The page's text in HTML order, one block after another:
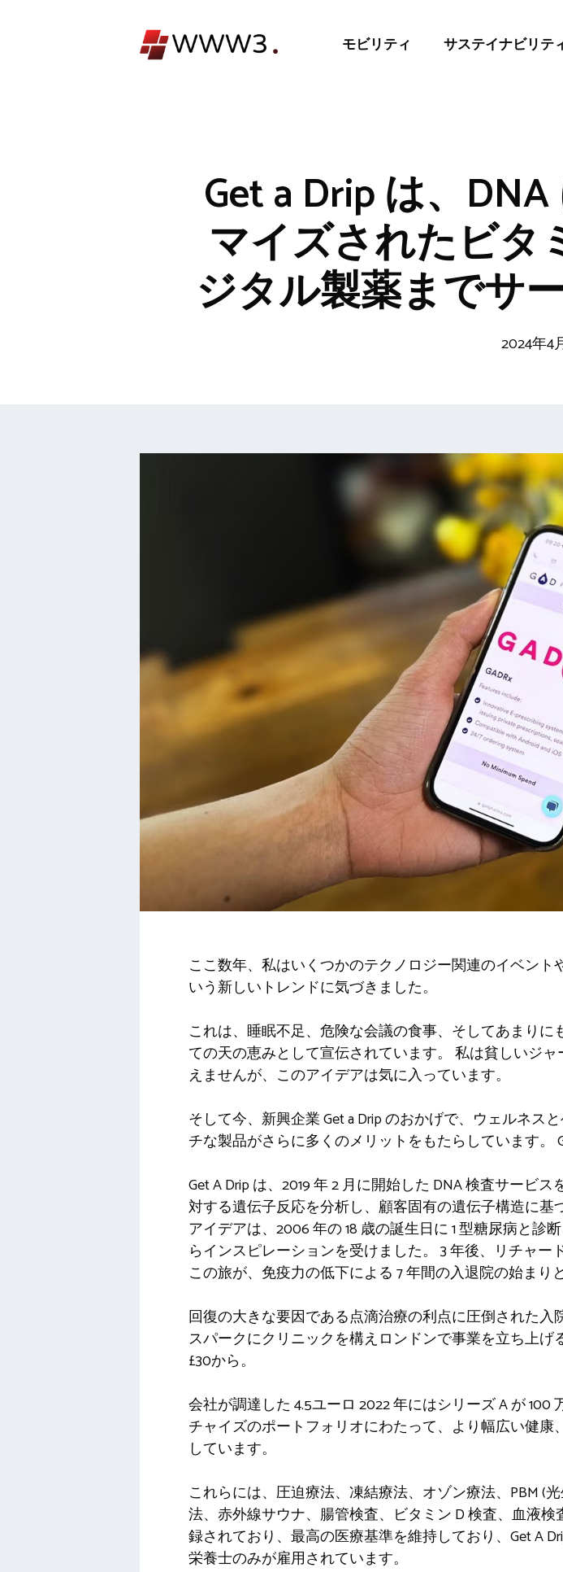
モビリティ サステイナビリテ
Get a Drip は、
マイズされたビタ
ジタル製薬までサ
2024年4
ここ数年、私はいくつかのテクノロジー関連のイベン
いう新しいトレンドに気づきました。
これは、睡眠不足、危険な会議の食事、そしてあまり
ての天の恵みとして宣伝されています。 私は貧しいジ
えませんが、このアイデアは気に入っています。
そして今、新興企業 Get a Drip のおかげで、ウェルネス
チな製品がさらに多くのメリットをもたらしています。
Get A Drip は、2019 年 2 月に開始した DNA 検査サービ
対する遺伝子反応を分析し、顧客固有の遺伝子構造に基
アイデアは、2006 年の 18 歳の誕生日に 1 型糖尿病と診
らインスピレーションを受けました。 3 年後、リチャー
この旅が、免疫力の低下による 7 年間の入退院の始まり
回復の大きな要因である点滴治療の利点に圧倒された入
スパークにクリニックを構えロンドンで事業を立ち上
£30から。
会社が調達した4.5ユーロ 2022 年にはシリーズ A が 100
チャイズのポートフォリオにわたって、より幅広い健
しています。
これらには、圧迫療法、凍結療法、オゾン療法、PBM (
法、赤外線サウナ、腸管検査、ビタミン D 検査、血液
録されており、最高の医療基準を維持しており、Get A
栄養士のみが雇用されています。